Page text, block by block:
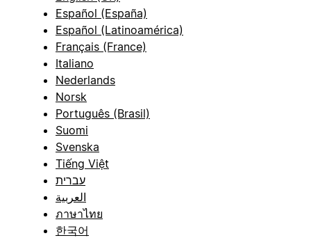
Español (España)
Español (Latinoamérica)
Français (France)
Italiano
Nederlands
Norsk
Português (Brasil)
Suomi
Svenska
Tiếng Việt
עברית
العربية
ภาษาไทย
한국어